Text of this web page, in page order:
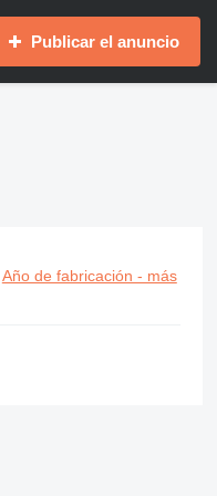
Publicar el anuncio
Año de fabricación - más